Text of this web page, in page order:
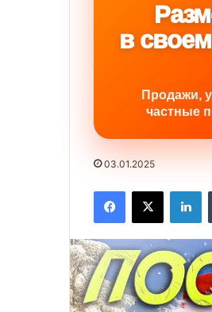
в
Продажи,
частные
03.01.2025
Facebook
X